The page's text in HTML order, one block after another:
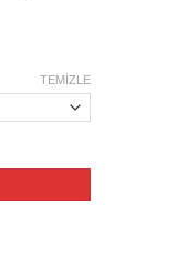
TEMIZLE